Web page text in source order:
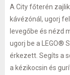
A City főterén
kávézónál, ugorj
levegőbe és nézd
ugorj be a LEGO®
érkezett. Segíts a
a kézikocsin és